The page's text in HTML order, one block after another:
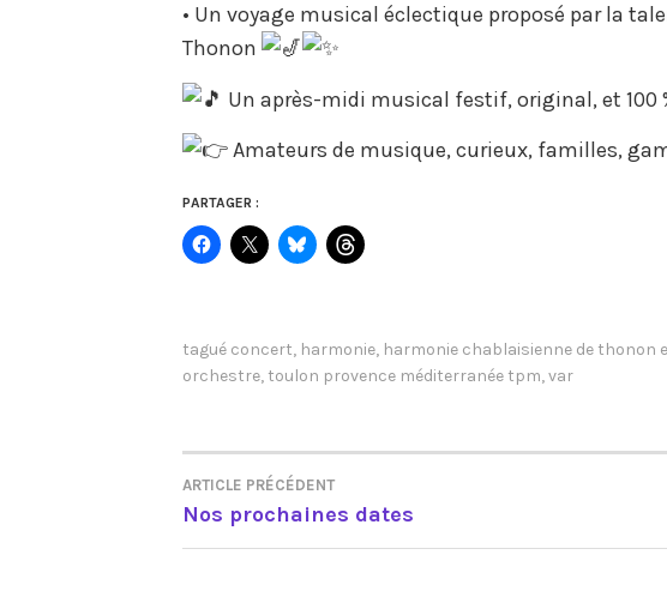
• Un voyage musical éclectique proposé par la
Thonon
Un après-midi musical festif, original, et 100
Amateurs de musique, curieux, familles,
PARTAGER :
tagué concert, harmonie, harmonie chablaisienne de thonon
orchestre, toulon provence méditerranée tpm,var
NAVIGATION
DE
ARTICLE PRÉCÉDENT
Nos prochaines dates